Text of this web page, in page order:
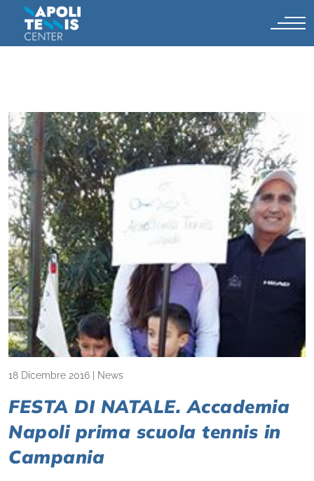
18 Dicembre 2016 News
FESTA DI NATALE. Accademia
Napoli prima scuola tennis in
Campania